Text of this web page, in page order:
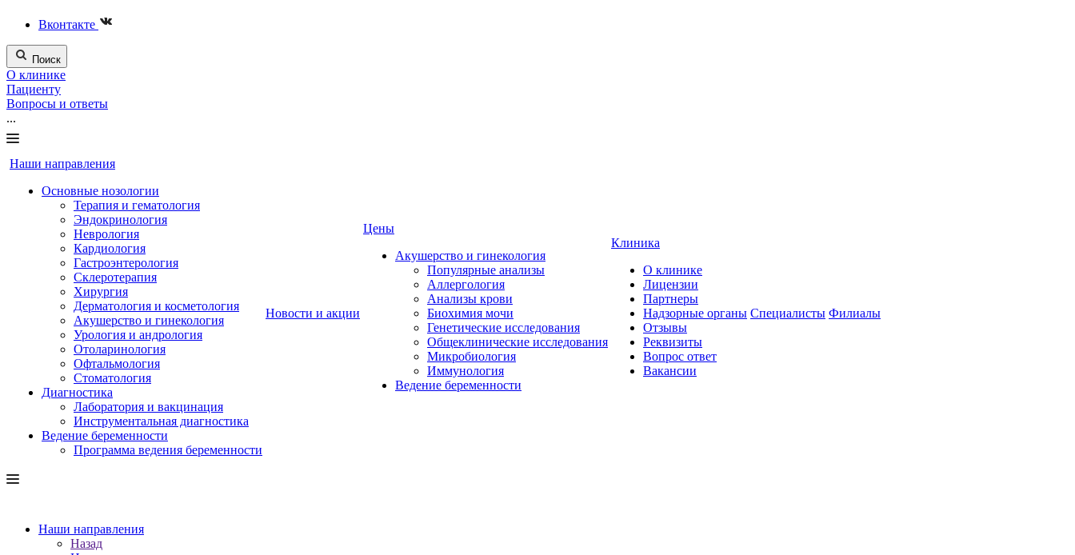
Вконтакте
Поиск
О клинике
Пациенту
Вопросы и ответы
...
Наши направления
Основные нозологии
Терапия и гематология
Эндокринология
Неврология
Кардиология
Гастроэнтерология
Склеротерапия
Хирургия
Дерматология и косметология
Акушерство и гинекология
Урология и андрология
Отоларинология
Офтальмология
Стоматология
Диагностика
Лаборатория и вакцинация
Инструментальная диагностика
Ведение беременности
Программа ведения беременности
Новости и акции
Цены
Акушерство и гинекология
Популярные анализы
Аллергология
Анализы крови
Биохимия мочи
Генетические исследования
Общеклинические исследования
Микробиология
Иммунология
Ведение беременности
Клиника
О клинике
Лицензии
Партнеры
Надзорные органы
Отзывы
Реквизиты
Вопрос ответ
Вакансии
Специалисты Филиалы
Наши направления
Назад